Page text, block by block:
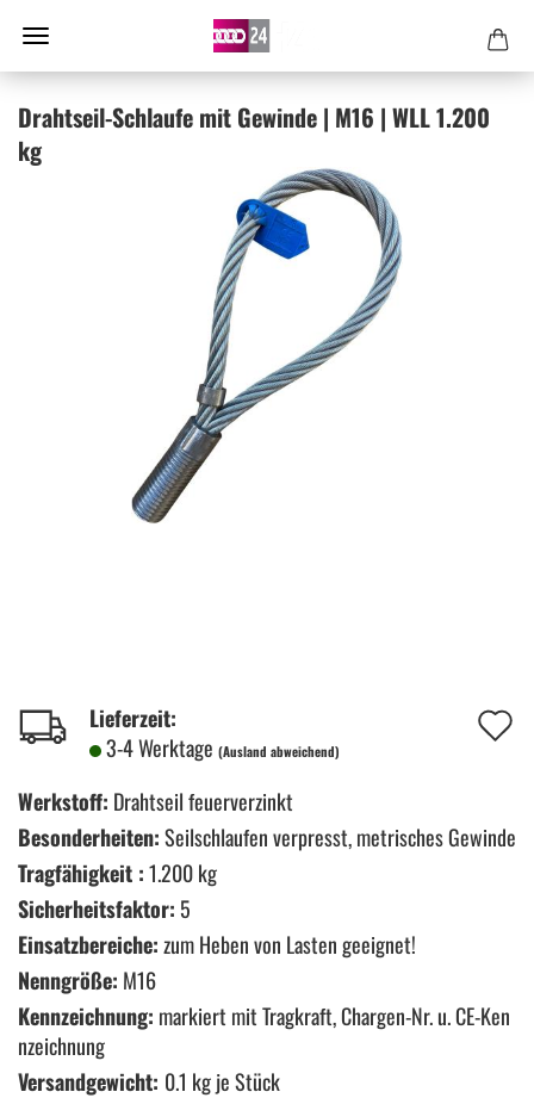
Drahtseil-​Schlaufe mit Ge­win­de | M16 | WLL 1.200
kg
Lieferzeit:
3-4 Werktage (Ausland abweichend)
Werkstoff: Drahtseil feuerverzinkt
Besonderheiten:Seilschlaufen verpresst, metrisches Gewinde
Tragfähigkeit :1.200 kg
Sicherheitsfaktor:5
Einsatzbereiche:zum Heben von Lasten geeignet!
Nenngröße: M16
Kennzeichnung: markiert mit Tragkraft, Chargen-Nr. u. CE-Ken
nzeichnung
Versandgewicht: 0.1 kg je Stück